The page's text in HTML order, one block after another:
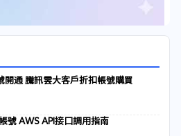
開通 騰訊雲大客戶折扣帳號購買
號 AWS API接口調用指南